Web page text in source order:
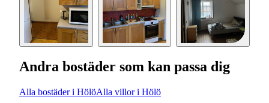
Andra bostäder som kan passa dig
Alla bostäder i HölöAlla villor i Hölö